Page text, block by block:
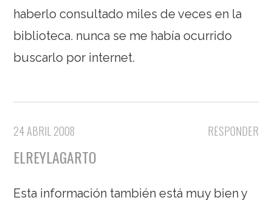
haberlo consultado miles de veces en la
biblioteca. nunca se me había ocurrido
buscarlo por internet.
RESPONDER
24 ABRIL 2008
ELREYLAGARTO
Esta información también está muy bien y